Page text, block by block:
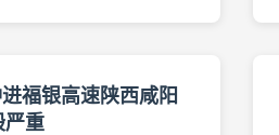
福银高速陕西咸阳
严重